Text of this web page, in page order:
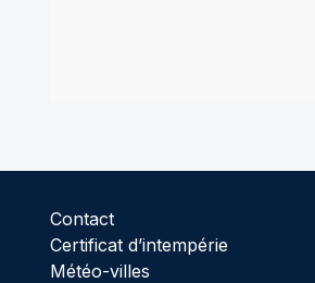
Contact
Certificat d’intempérie
Météo-villes